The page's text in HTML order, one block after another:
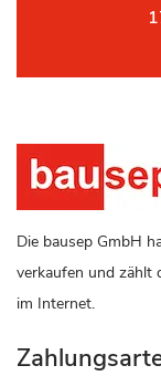
Die bausep GmbH
verkaufen und zählt
im Internet.